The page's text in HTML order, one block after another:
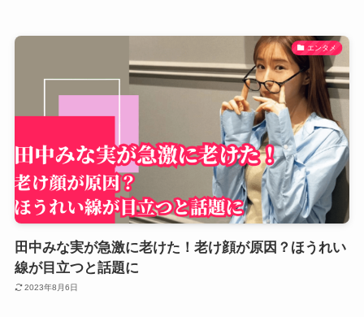
エンタメ
田中みな実が急激に老けた！老け顔が原因？ほうれい
線が目立つと話題に
2023年8月6日